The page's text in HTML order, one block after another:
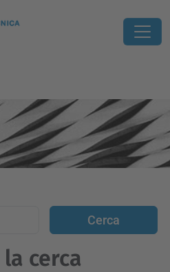
cerca